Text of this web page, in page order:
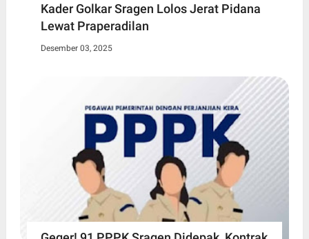
Kader Golkar Sragen Lolos Jerat Pidana
Lewat Praperadilan
Desember 03, 2025